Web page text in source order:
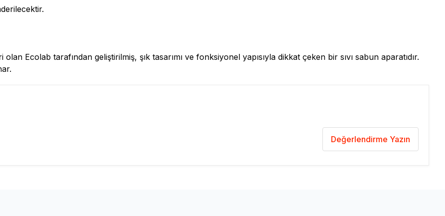
Ecolab tarafından geliştirilmiş, şık tasarımı ve fonksiyonel yapısıyla dikkat çeken bir sıvı sabun aparatıdır.
Değerlendirme Yazın